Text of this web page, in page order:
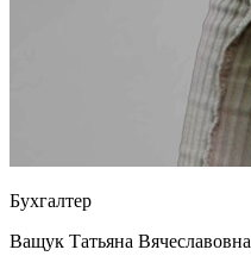
Бухгалтер
Ващук Татьяна Вячеславовна